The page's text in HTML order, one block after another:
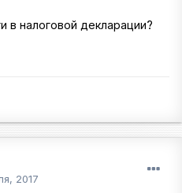
в налоговой декларации?
2017